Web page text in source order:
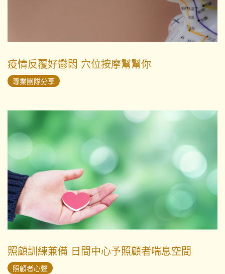
疫情反覆好鬱悶 穴位按摩幫幫你
專業團隊分享
照顧訓練兼備 日間中心予照顧者喘息空間
照顧者心聲